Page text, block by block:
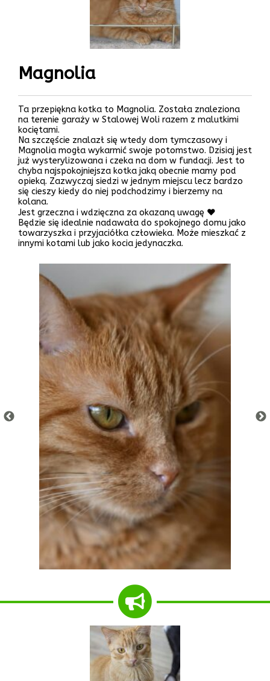
Magnolia
Ta przepiękna kotka to Magnolia. Została znaleziona
na terenie garaży w Stalowej Woli razem z malutkimi
kociętami.
Na szczęście znalazł się wtedy dom tymczasowy i
Magnolia mogła wykarmić swoje potomstwo. Dzisiaj jest
już wysterylizowana i czeka na dom w fundacji. Jest to
chyba najspokojniejsza kotka jaką obecnie mamy pod
opieką. Zazwyczaj siedzi w jednym miejscu lecz bardzo
się cieszy kiedy do niej podchodzimy i bierzemy na
kolana.
Jest grzeczna i wdzięczna za okazaną uwagę ❤️
Będzie się idealnie nadawała do spokojnego domu jako
towarzyszka i przyjaciółka człowieka. Może mieszkać z
innymi kotami lub jako kocia jedynaczka.